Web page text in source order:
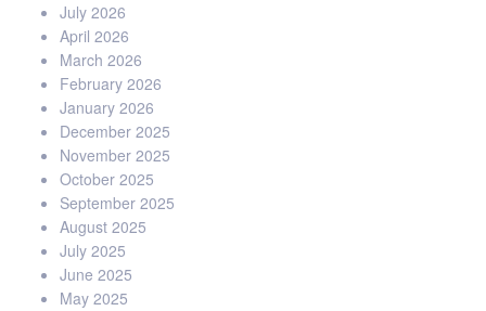
July 2026
April 2026
March 2026
February 2026
January 2026
December 2025
November 2025
October 2025
September 2025
August 2025
July 2025
June 2025
May 2025